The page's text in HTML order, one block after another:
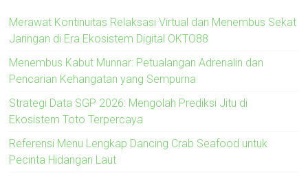
Merawat Kontinuitas Relaksasi Virtual dan Menembus Sekat
Jaringan di Era Ekosistem Digital OKTO88
Menembus Kabut Munnar: Petualangan Adrenalin dan
Pencarian Kehangatan yang Sempurna
Strategi Data SGP 2026: Mengolah Prediksi Jitu di
Ekosistem Toto Terpercaya
Referensi Menu Lengkap Dancing Crab Seafood untuk
Pecinta Hidangan Laut